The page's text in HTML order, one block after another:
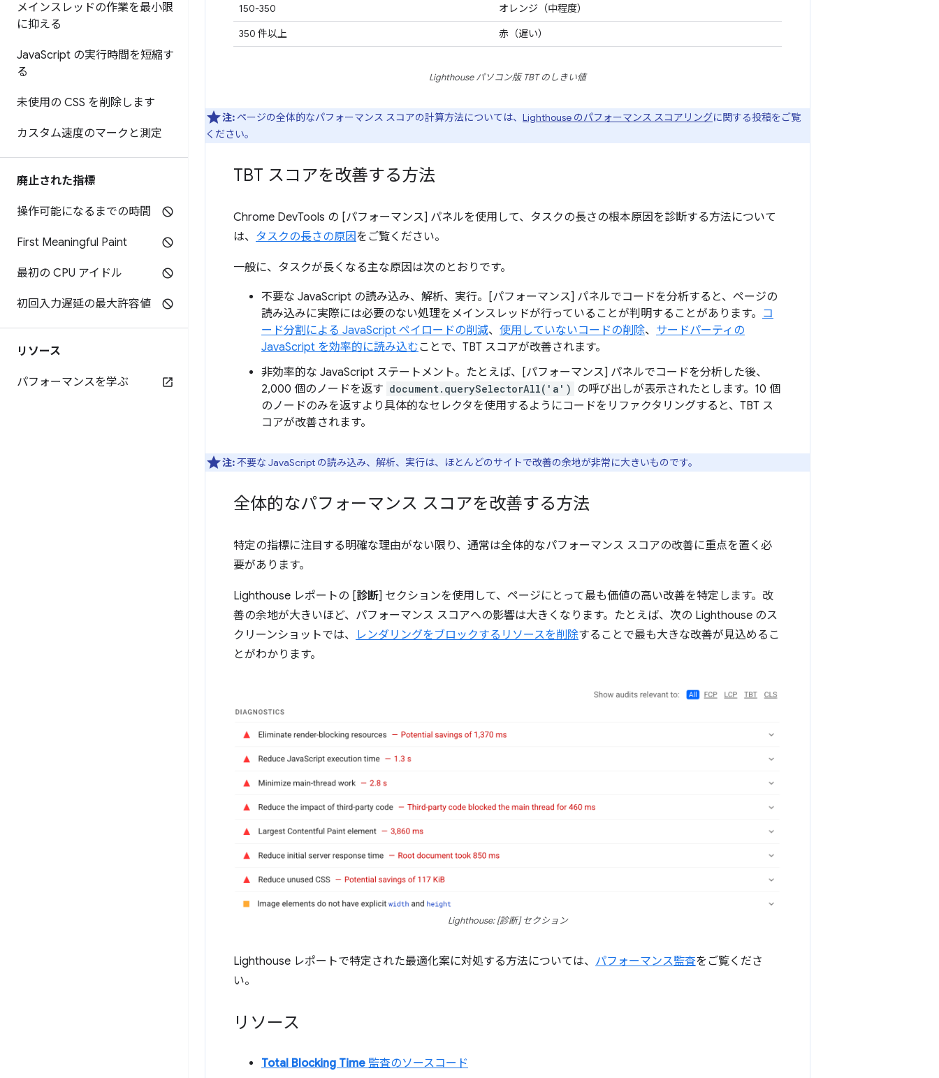
メインスレッドの作業を最小限
に抑える
JavaScript の実行時間を短縮す
る
未使用の CSS を削除します
カスタム速度のマークと測定
廃止された指標
操作可能になるまでの時間
First Meaningful Paint
最初の CPU アイドル
初回入力遅延の最大許容値
リソース
パフォーマンスを学ぶ
150-350
オレンジ（中程度）
350 件以上
赤（遅い）
Lighthouse パソコン版 TBT のしきい値
注: ページの全体的なパフォーマンス スコアの計算方法については、 Lighthouse のパフォーマンス スコアリングに関する投稿をご覧
ください。
TBT スコアを改善する方法
Chrome DevTools の [パフォーマンス] パネルを使用して、タスクの長さの根本原因を診断する方法について
は、 タスクの長さの原因をご覧ください。
一般に、タスクが長くなる主な原因は次のとおりです。
不要な JavaScript の読み込み、解析、実行。[パフォーマンス] パネルでコードを分析すると、ページの
読み込みに実際には必要のない処理をメインスレッドが行っていることが判明することがあります。 コ
ード分割による JavaScript ペイロードの削減、 使用していないコードの削除、 サードパーティの
JavaScript を効率的に読み込む ことで、TBT スコアが改善されます。
非効率的な JavaScript ステートメント。たとえば、[パフォーマンス] パネルでコードを分析した後、
2,000 個のノードを返す document.querySelectorAll('a') の呼び出しが表示されたとします。10 個
のノードのみを返すより具体的なセレクタを使用するようにコードをリファクタリングすると、TBT ス
コアが改善されます。
注:不要な JavaScript の読み込み、解析、実行は、ほとんどのサイトで改善の余地が非常に大きいものです。
全体的なパフォーマンス スコアを改善する方法
特定の指標に注目する明確な理由がない限り、通常は全体的なパフォーマンス スコアの改善に重点を置く必
要があります。
Lighthouse レポートの [診断] セクションを使用して、ページにとって最も価値の高い改善を特定します。改
善の余地が大きいほど、パフォーマンス スコアへの影響は大きくなります。たとえば、次の Lighthouse のス
クリーンショットでは、
レンダリングをブロックするリソースを削除することで最も大きな改善が見込めるこ
とがわかります。
Lighthouse: [診断] セクション
Lighthouse レポートで特定された最適化案に対処する方法については、 パフォーマンス監査をご覧くださ
い。
リソース
Total Blocking Time 監査のソースコード